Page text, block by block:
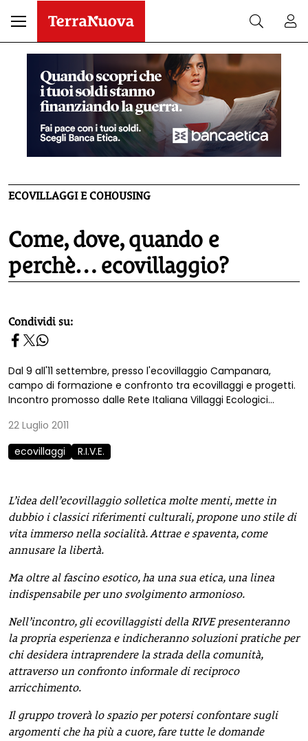
ECOVILLAGGI E COHOUSING
Come, dove, quando e
perchè… ecovillaggio?
homepage h2
Condividi su:
Dal 9 all'11 settembre, presso l'ecovillaggio Campanara,
campo di formazione e confronto tra ecovillaggi e progetti.
Incontro promosso dalle Rete Italiana Villaggi Ecologici...
22 Luglio 2011
ecovillaggi
R.I.V.E.
L’idea dell’ecovillaggio solletica molte menti, mette in
dubbio i classici riferimenti culturali, propone uno stile di
vita immerso nella socialità. Attrae e spaventa, come
annusare la libertà.
Ma oltre al fascino esotico, ha una sua etica, una linea
indispensabile per uno svolgimento armonioso.
Nell’incontro, gli ecovillaggisti della RIVE presenteranno
la propria esperienza e indicheranno soluzioni pratiche per
chi desidera intraprendere la strada della comunità,
attraverso un confronto informale di reciproco
arricchimento.
Il gruppo troverà lo spazio per potersi confontare sugli
argomenti che ha più a cuore, fare tutte le domande